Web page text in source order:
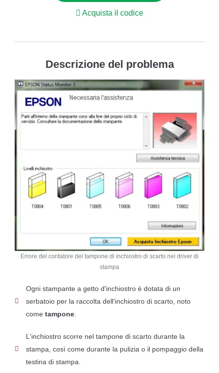
Acquista il codice
Descrizione del problema
Errore del contatore del tampone di inchiostro di scarto nel driver di
stampa
Ogni stampante a getto d'inchiostro è dotata di un
serbatoio per la raccolta dell'inchiostro di scarto, noto
come tampone.
L'inchiostro scorre nel tampone di scarto durante la
stampa, così come durante la pulizia o il pompaggio della
testina di stampa.